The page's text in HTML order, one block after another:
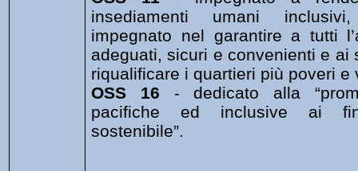
insediamenti umani
impegnato nel garantire a tutti
adeguati, sicuri e convenienti e ai
riqualificare i quartieri più poveri e
OSS
16 - dedicato alla
pacifiche ed inclusive ai
sostenibile”.